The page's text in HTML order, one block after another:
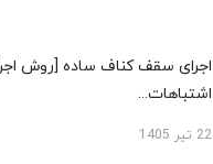
اجرای سقف کناف ساده [روش
اشتباهات...
22 تیر 1405